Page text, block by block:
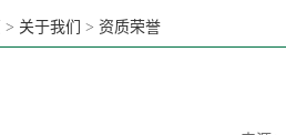
> 关于我们 > 资质荣誉